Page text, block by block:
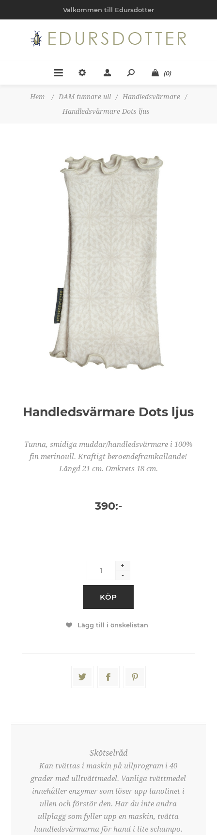
Välkommen till Edursdotter
(0)
Hem / DAM tunnare ull / Handledsvärmare
/
Handledsvärmare Dots ljus
Handledsvärmare Dots ljus
Tunna, smidiga muddar/handledsvärmare i 100%
fin merinoull. Kraftigt beroendeframkallande!
Längd 21 cm. Omkrets 18 cm.
390:-
+
-
KÖP
Lägg till i önskelistan
Skötselråd
Kan tvättas i maskin på ullprogram i 40
grader med ulltvättmedel. Vanliga tvättmedel
innehåller enzymer som löser upp lanolinet i
ullen och förstör den. Har du inte andra
ullplagg som fyller upp en maskin, tvätta
handledsvärmarna för hand i lite schampo.